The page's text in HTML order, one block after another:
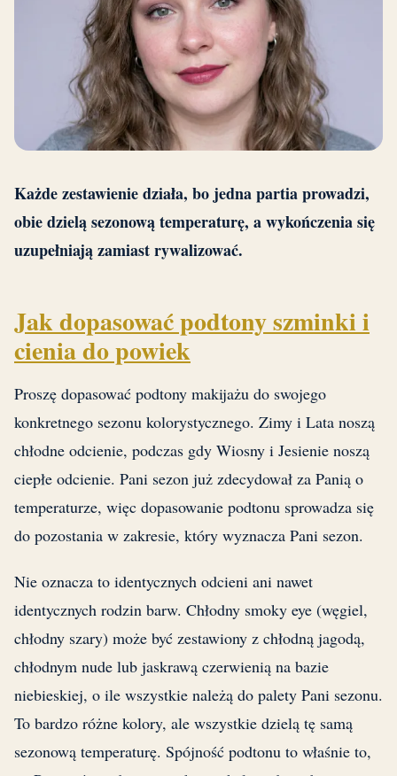
Każde zestawienie działa, bo jedna partia prowadzi,
obie dzielą sezonową temperaturę, a wykończenia się
uzupełniają zamiast rywalizować.
Jak dopasować podtony szminki i
cienia do powiek
Proszę dopasować podtony makijażu do swojego
konkretnego sezonu kolorystycznego. Zimy i Lata noszą
chłodne odcienie, podczas gdy Wiosny i Jesienie noszą
ciepłe odcienie. Pani sezon już zdecydował za Panią o
temperaturze, więc dopasowanie podtonu sprowadza się
do pozostania w zakresie, który wyznacza Pani sezon.
Nie oznacza to identycznych odcieni ani nawet
identycznych rodzin barw. Chłodny smoky eye (węgiel,
chłodny szary) może być zestawiony z chłodną jagodą,
chłodnym nude lub jaskrawą czerwienią na bazie
niebieskiej, o ile wszystkie należą do palety Pani sezonu.
To bardzo różne kolory, ale wszystkie dzielą tę samą
sezonową temperaturę. Spójność podtonu to właśnie to,